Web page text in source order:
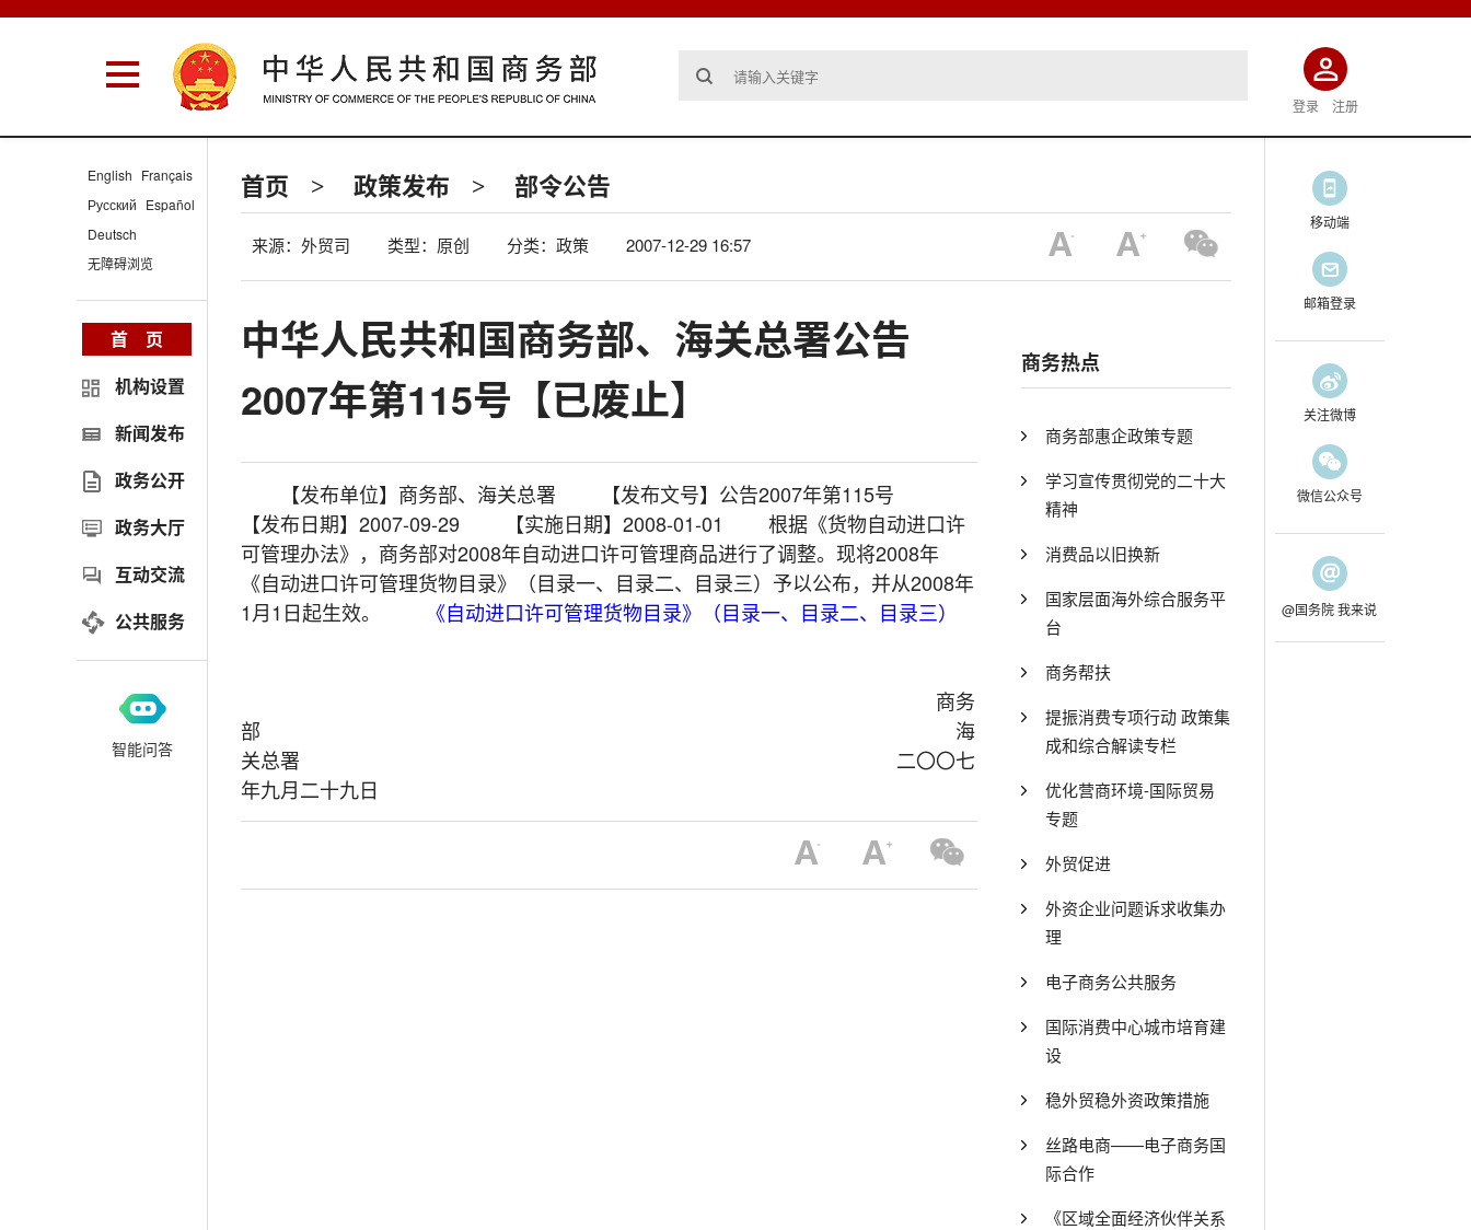
登录 注册
首页 > 政策发布 > 部令公告
来源：外贸司 类型：原创 分类：政策 2007-12-29 16:57
中华人民共和国商务部、海关总署公告
2007年第115号【已废止】
【发布单位】商务部、海关总署 【发布文号】公告2007年第115号
【发布日期】2007-09-29 【实施日期】2008-01-01 根据《货物自动进口许
可管理办法》，商务部对2008年自动进口许可管理商品进行了调整。现将2008年
《自动进口许可管理货物目录》（目录一、目录二、目录三）予以公布，并从2008年
1月1日起生效。
《自动进口许可管理货物目录》（目录一、目录二、目录三）
商务
部 海
关总署 二〇〇七
年九月二十九日
商务热点
商务部惠企政策专题
学习宣传贯彻党的二十大
精神
消费品以旧换新
国家层面海外综合服务平
台
商务帮扶
提振消费专项行动 政策集
成和综合解读专栏
优化营商环境-国际贸易
专题
外贸促进
外资企业问题诉求收集办
理
电子商务公共服务
国际消费中心城市培育建
设
稳外贸稳外资政策措施
丝路电商——电子商务国
际合作
《区域全面经济伙伴关系
English Français
Русский Español
Deutsch
无障碍浏览
首 页
机构设置
新闻发布
政务公开
政务大厅
互动交流
公共服务
智能问答
移动端
邮箱登录
关注微博
微信公众号
@国务院 我来说